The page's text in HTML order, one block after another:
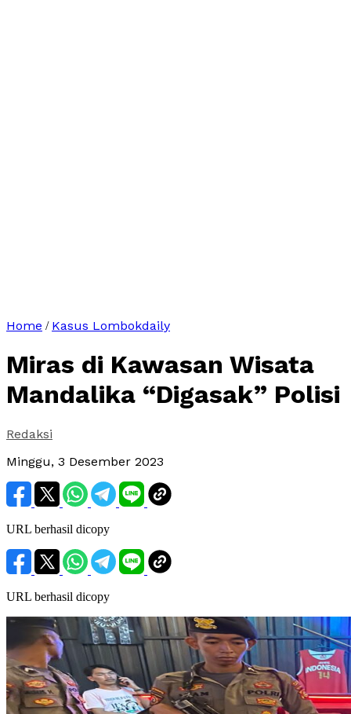
Home / Kasus Lombokdaily
Miras di Kawasan Wisata
Mandalika “Digasak” Polisi
Redaksi
Minggu, 3 Desember 2023
URL berhasil dicopy
URL berhasil dicopy